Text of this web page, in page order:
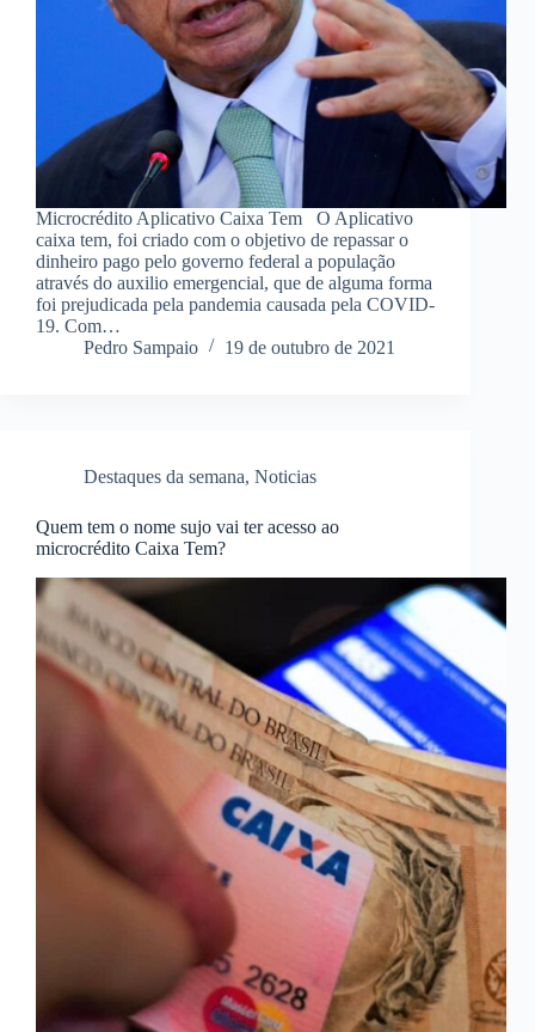
Microcrédito Aplicativo Caixa Tem O Aplicativo
caixa tem, foi criado com o objetivo de repassar o
dinheiro pago pelo governo federal a população
através do auxilio emergencial, que de alguma forma
foi prejudicada pela pandemia causada pela COVID-
19. Com…
Pedro Sampaio
19 de outubro de 2021
Destaques da semana, Noticias
Quem tem o nome sujo vai ter acesso ao
microcrédito Caixa Tem?